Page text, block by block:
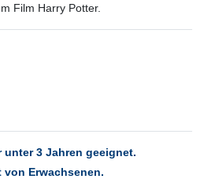
Film Harry Potter.
3 Jahren geeignet.
Erwachsenen.